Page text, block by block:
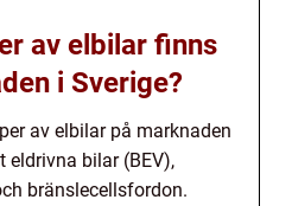
av elbilar finns
i Sverige?
av elbilar på marknaden
eldrivna bilar (BEV),
bränslecellsfordon.